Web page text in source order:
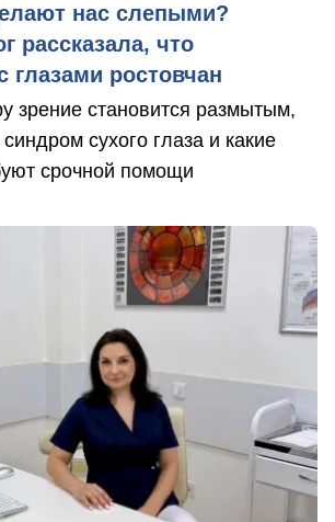
нас слепыми?
рассказала, что
глазами ростовчан
зрение становится размытым,
синдром сухого глаза и какие
срочной помощи